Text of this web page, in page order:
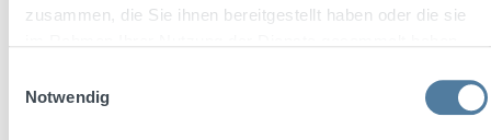
zusammen, die Sie ihnen bereitgestellt haben oder die sie
Notwendig